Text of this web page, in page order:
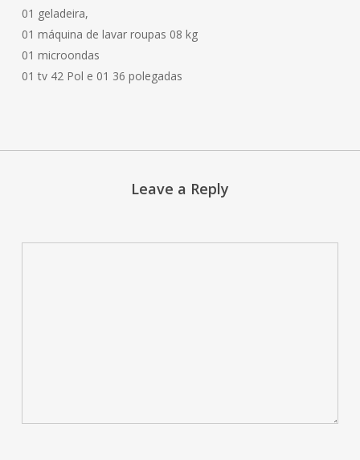
01 geladeira,
01 máquina de lavar roupas 08 kg
01 microondas
01 tv 42 Pol e 01 36 polegadas
Leave a Reply